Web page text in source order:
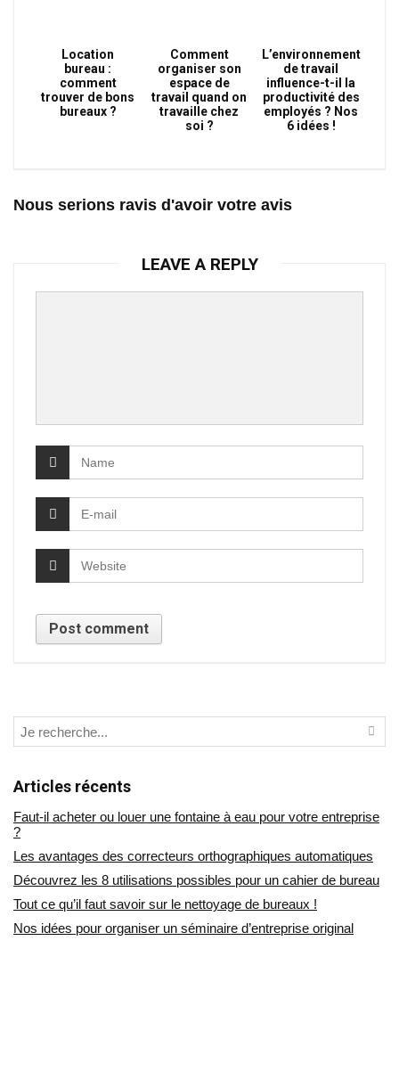
Location
bureau :
comment
trouver de bons
bureaux ?
Comment
organiser son
espace de
travail quand on
travaille chez
soi ?
L’environnement
de travail
influence-t-il la
productivité des
employés ? Nos
6 idées !
Nous serions ravis d'avoir votre avis
LEAVE A REPLY
Articles récents
Faut-il acheter ou louer une fontaine à eau pour votre entreprise
?
Les avantages des correcteurs orthographiques automatiques
Découvrez les 8 utilisations possibles pour un cahier de bureau
Tout ce qu’il faut savoir sur le nettoyage de bureaux !
Nos idées pour organiser un séminaire d’entreprise original